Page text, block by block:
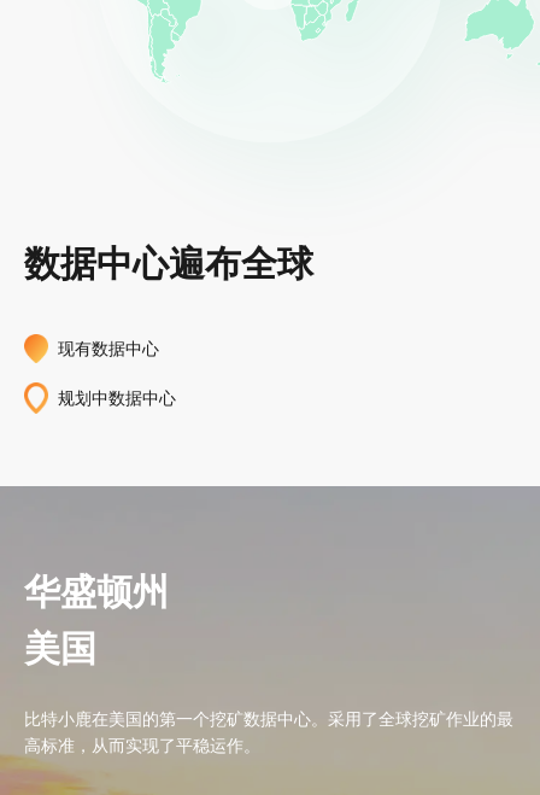
数据中心遍布全球
现有数据中心
规划中数据中心
华盛顿州
美国
比特小鹿在美国的第一个挖矿数据中心。采用了全球挖矿作业的最
高标准，从而实现了平稳运作。
德克萨斯州
美国
美国最大的成熟挖矿数据中心之一。该场地由废弃的铝厂改建而
成，并进行了多次升级。该场地带来了新的经济增长，并提高了当
地的就业率。与美国其他地区相比，该地区的电费相对较低。
田纳西州
美国
该场地从松下公司购买，我们在原建筑的基础上改进升级，成为了
挖矿数据中的标杆案例，并点燃了新的经济增长，增加了当地就业
率。
莫尔德
挪威
比特小鹿在挪威的第一个挖矿数据中心，它完全由Minerbase矿箱
组成。
蒂达尔
挪威
比特小鹿在挪威建设了自己的变电站，该场地由Minerbase矿箱和
传统矿场房组成。
格杜
不丹
Bitdeer 与不丹政府达成战略合作，携手建设大规模数据中心，共
同推进绿色比特币挖矿项目。
吉格梅林
不丹
2024年3月，Bitdeer 再次启动第二个大型项目——500MW 吉格梅
林超大规模数据中心，进一步拓展我们可持续性的比特币挖矿的愿
景。
东南亚
Bitdeer AI东南亚AI数据中心群（覆盖新加坡与马来西亚）专为高
号优化架构，支持可扩展的AI创新。